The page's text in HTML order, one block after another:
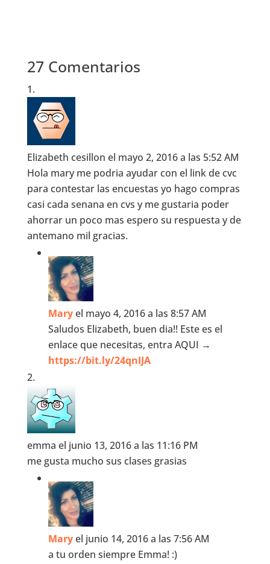
27 Comentarios
Elizabeth cesillon el mayo 2, 2016 a las 5:52 AM
Hola mary me podria ayudar con el link de cvc
para contestar las encuestas yo hago compras
casi cada senana en cvs y me gustaria poder
ahorrar un poco mas espero su respuesta y de
antemano mil gracias.
Mary el mayo 4, 2016 a las 8:57 AM
Saludos Elizabeth, buen dia!! Este es el
enlace que necesitas, entra AQUI →
https://bit.ly/24qnIJA
emma el junio 13, 2016 a las 11:16 PM
me gusta mucho sus clases grasias
Mary el junio 14, 2016 a las 7:56 AM
a tu orden siempre Emma! :)